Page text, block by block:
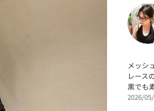
メッシ
レース
黒でも
2026/